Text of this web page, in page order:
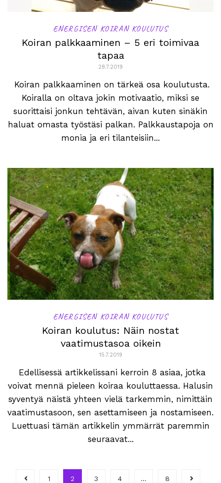
ENERGISEN KOIRAN KOULUTUS
Koiran palkkaaminen – 5 eri toimivaa
tapaa
28.7.2019
Koiran palkkaaminen on tärkeä osa koulutusta.
Koiralla on oltava jokin motivaatio, miksi se
suorittaisi jonkun tehtävän, aivan kuten sinäkin
haluat omasta työstäsi palkan. Palkkaustapoja on
monia ja eri tilanteisiin...
ENERGISEN KOIRAN KOULUTUS
Koiran koulutus: Näin nostat
vaatimustasoa oikein
15.7.2019
Edellisessä artikkelissani kerroin 8 asiaa, jotka
voivat mennä pieleen koiraa kouluttaessa. Halusin
syventyä näistä yhteen vielä tarkemmin, nimittäin
vaatimustasoon, sen asettamiseen ja nostamiseen.
Luettuasi tämän artikkelin ymmärrät paremmin
seuraavat...
1 2 3 4 … 8